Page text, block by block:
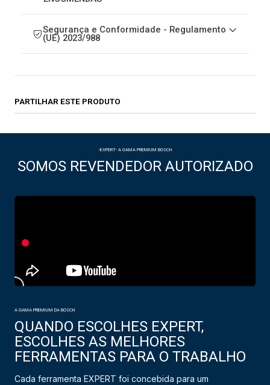
Segurança e Conformidade - Regulamento
(UE) 2023/988
PARTILHAR ESTE PRODUTO
-EXPERT- A GAMA PREMIUM BOSCH
SOMOS REVENDEDOR AUTORIZADO
A GAMA PREMIUM DA BOSCH
QUANDO ESCOLHES EXPERT,
ESCOLHES AS MELHORES
FERRAMENTAS PARA O TRABALHO
Cada ferramenta EXPERT foi concebida para um